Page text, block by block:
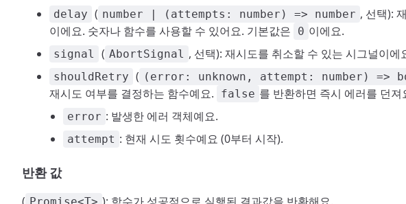
delay ( number | (attempts: number) => number , 선택):
이에요. 숫자나 함수를 사용할 수 있어요. 기본값은
0 이에요.
signal ( AbortSignal , 선택): 재시도를 취소할 수 있는 시그널이에
shouldRetry ( (error: unknown, attempt: number) =>
재시도 여부를 결정하는 함수예요.
false 를 반환하면 즉시 에러를 던져
error : 발생한 에러 객체예요.
attempt : 현재 시도 횟수예요 (0부터 시작).
반환 값